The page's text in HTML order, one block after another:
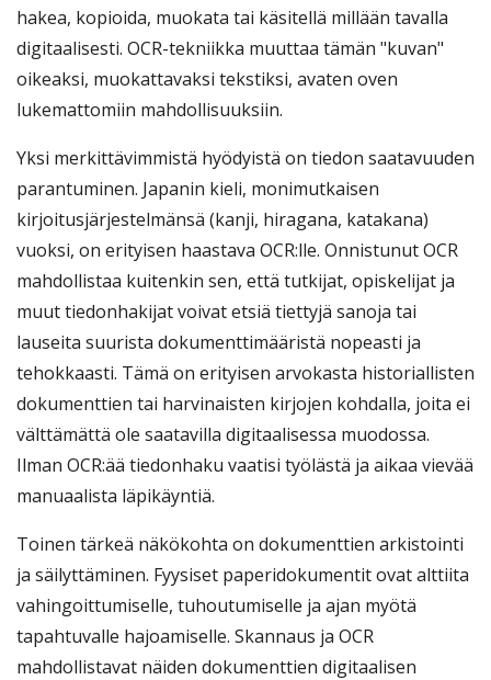
hakea, kopioida, muokata tai käsitellä millään tavalla
digitaalisesti. OCR-tekniikka muuttaa tämän "kuvan"
oikeaksi, muokattavaksi tekstiksi, avaten oven
lukemattomiin mahdollisuuksiin.
Yksi merkittävimmistä hyödyistä on tiedon saatavuuden
parantuminen. Japanin kieli, monimutkaisen
kirjoitusjärjestelmänsä (kanji, hiragana, katakana)
vuoksi, on erityisen haastava OCR:lle. Onnistunut OCR
mahdollistaa kuitenkin sen, että tutkijat, opiskelijat ja
muut tiedonhakijat voivat etsiä tiettyjä sanoja tai
lauseita suurista dokumenttimääristä nopeasti ja
tehokkaasti. Tämä on erityisen arvokasta historiallisten
dokumenttien tai harvinaisten kirjojen kohdalla, joita ei
välttämättä ole saatavilla digitaalisessa muodossa.
Ilman OCR:ää tiedonhaku vaatisi työlästä ja aikaa vievää
manuaalista läpikäyntiä.
Toinen tärkeä näkökohta on dokumenttien arkistointi
ja säilyttäminen. Fyysiset paperidokumentit ovat alttiita
vahingoittumiselle, tuhoutumiselle ja ajan myötä
tapahtuvalle hajoamiselle. Skannaus ja OCR
mahdollistavat näiden dokumenttien digitaalisen